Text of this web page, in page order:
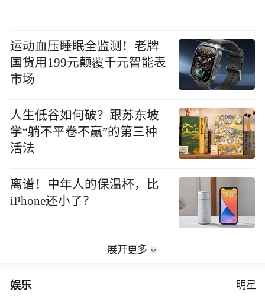
运动血压睡眠全监测！老牌
国货用199元颠覆千元智能表
市场
人生低谷如何破？跟苏东坡
学“躺不平卷不赢”的第三种
活法
离谱！中年人的保温杯，比
iPhone还小了？
展开更多
娱乐 明星